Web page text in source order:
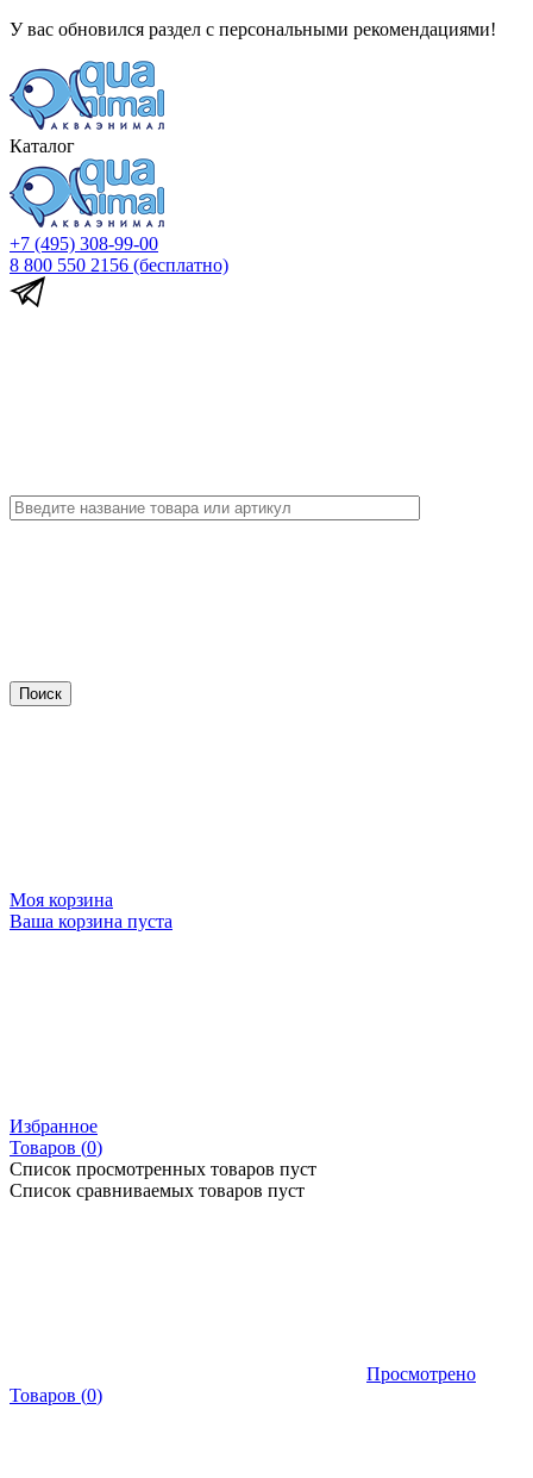
У вас обновился раздел с персональными рекомендациями!
Каталог
+7 (495) 308-99-00
8 800 550 2156 (бесплатно)
Моя корзина
Ваша корзина пуста
Избранное
Товаров (0)
Список просмотренных товаров пуст
Список сравниваемых товаров пуст
Просмотрено
Товаров (0)